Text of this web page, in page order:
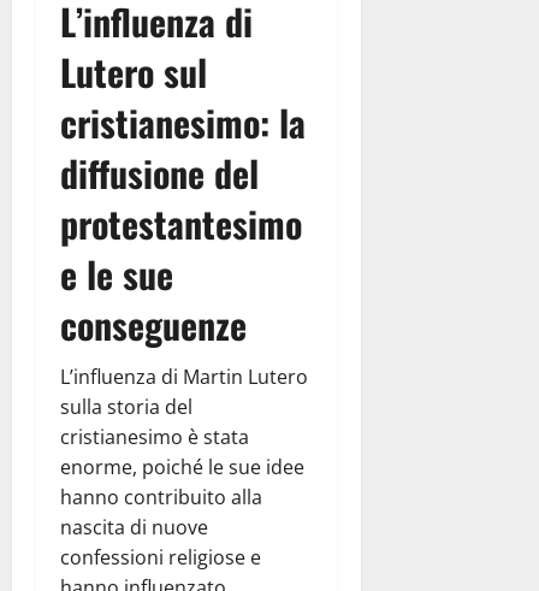
L’influenza di
Lutero sul
cristianesimo: la
diffusione del
protestantesimo
e le sue
conseguenze
L’influenza di Martin Lutero
sulla storia del
cristianesimo è stata
enorme, poiché le sue idee
hanno contribuito alla
nascita di nuove
confessioni religiose e